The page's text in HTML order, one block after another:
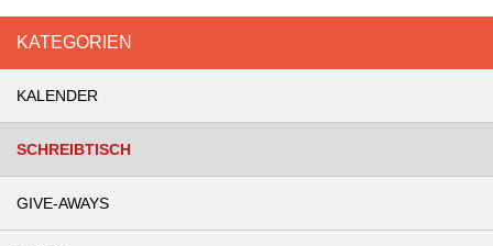
KATEGORIEN
KALENDER
SCHREIBTISCH
GIVE-AWAYS